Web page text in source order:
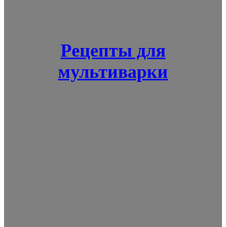
Рецепты для
мультиварки